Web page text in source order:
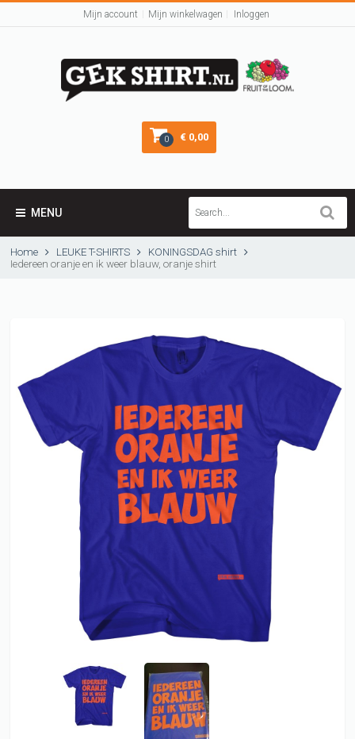
Mijn account Mijn winkelwagen Inloggen
0 € 0,00
MENU
Home LEUKE T-SHIRTS
KONINGSDAG shirt
Iedereen oranje en ik weer blauw, oranje shirt